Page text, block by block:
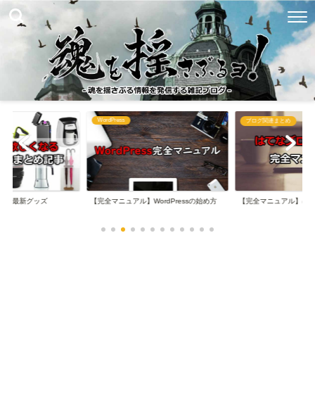
る最新グッズ
WordPress
【完全マニュアル】WordPressの始め方
ブログ関連まとめ
【完全マニュアル】は